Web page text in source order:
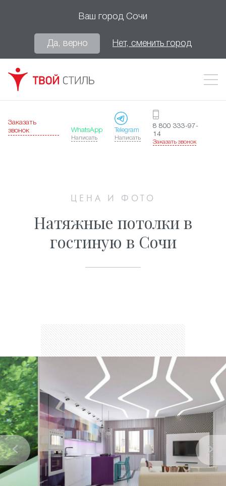
Ваш город Сочи
Да, верно Нет, сменить город
Заказать
звонок
WhatsApp
Написать
Telegram
Написать
8 800 333-97-
14
Заказать звонок
ЦЕНА И ФОТО
Натяжные потолки в
гостиную в Сочи